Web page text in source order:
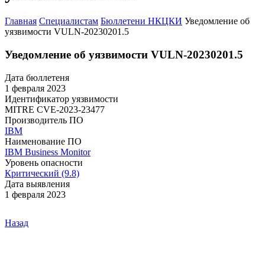
Главная Специалистам Бюллетени НКЦКИ Уведомление об
уязвимости VULN-20230201.5
Уведомление об уязвимости VULN-20230201.5
Дата бюллетеня
1 февраля 2023
Идентификатор уязвимости
MITRE CVE-2023-23477
Производитель ПО
IBM
Наименование ПО
IBM Business Monitor
Уровень опасности
Критический (9.8)
Дата выявления
1 февраля 2023
Назад